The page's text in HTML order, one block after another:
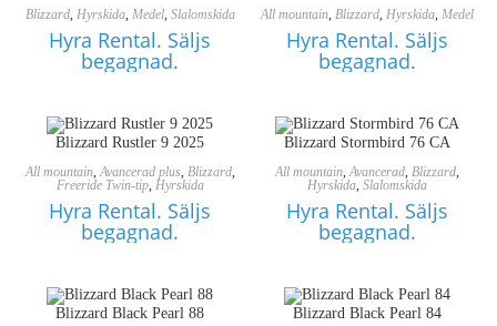
Blizzard, Hyrskida, Medel, Slalomskida
Hyra Rental. Säljs
begagnad.
All mountain Blizzard Hyrskida Medel
Hyra Rental. Säljs
begagnad.
Blizzard Rustler 9 2025
All mountain, Avancerad plus Blizzard,
Freeride Twin-tip, Hyrskida
Hyra Rental. Säljs
begagnad.
Blizzard Stormbird 76 CA
All mountain Avancerad Blizzard
Hyrskida Slalomskida
Hyra Rental. Säljs
begagnad.
Blizzard Black Pearl 88 Blizzard Black Pearl 84